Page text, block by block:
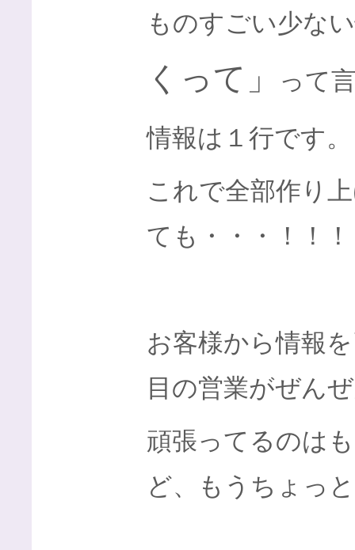
ものすごい少な
くって」 って
情報は１行です。
これで全部作り
ても・・・！！
お客様から情報
目の営業がぜん
頑張ってるのは
ど、もうちょっ